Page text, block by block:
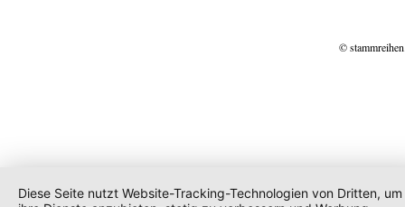
©
Diese Seite nutzt Website-Tracking-Technologien von Dritten, um